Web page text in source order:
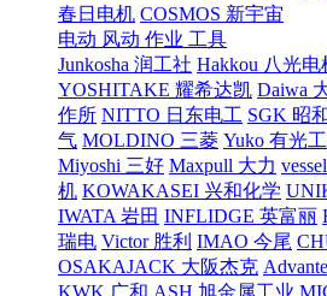
春日电机 COSMOS 新宇宙
电动 风动 作业 工具
Junkosha 润工社 Hakkou 八光电
YOSHITAKE 耀希达凯 Daiwa
作所 NITTO 日东电工 SGK 昭
气 MOLDINO 三菱 Yuko 有光
Miyoshi 三好 Maxpull 大力
机 KOWAKASEI 兴和化学
IWATA 岩田 INFLIDGE 英富丽
瑞电 Victor 胜利 IMAO 今尾
OSAKAJACK 大阪杰克
KWK 广和 ASH 旭金属工业